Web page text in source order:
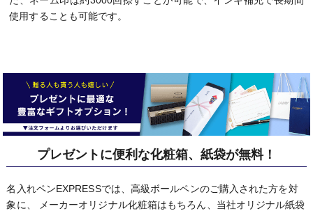
使用することも可能です。
プレゼントに便利な化粧箱、紙袋が無料！
名入れペンEXPRESSでは、高級ボールペンのご購入された方を対
象に、
メーカーオリジナル化粧箱はもちろん、当社オリジナル紙袋